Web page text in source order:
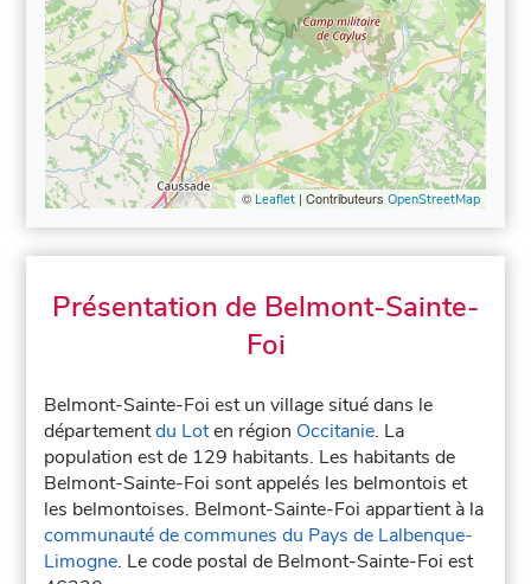
© Leaflet| Contributeurs OpenStreetMap
Présentation de Belmont-Sainte-
Foi
Belmont-Sainte-Foi est un village situé dans le
départementdu Loten région Occitanie. La
population est de 129 habitants. Les habitants de
Belmont-Sainte-Foi sont appelés les belmontois et
les belmontoises. Belmont-Sainte-Foi appartient à la
communauté de communes du Pays de Lalbenque-
Limogne. Le code postal de Belmont-Sainte-Foi est